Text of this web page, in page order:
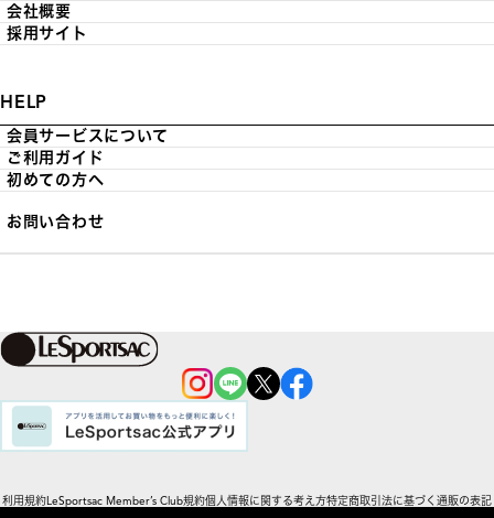
会社概要
採用サイト
HELP
会員サービスについて
ご利用ガイド
初めての方へ
お問い合わせ
利用規約LeSportsac Member’s Club規約個人情報に関する考え方特定商取引法に基づく通販の表記